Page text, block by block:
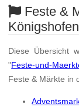
Feste &
Königshofen
Diese Übersicht
"Feste-und-
Feste & Märkte in